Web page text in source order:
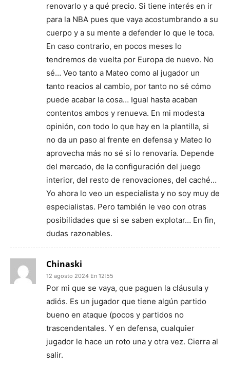
renovarlo y a qué precio. Si tiene interés en ir
para la NBA pues que vaya acostumbrando a su
cuerpo y a su mente a defender lo que le toca.
En caso contrario, en pocos meses lo
tendremos de vuelta por Europa de nuevo. No
sé… Veo tanto a Mateo como al jugador un
tanto reacios al cambio, por tanto no sé cómo
puede acabar la cosa… Igual hasta acaban
contentos ambos y renueva. En mi modesta
opinión, con todo lo que hay en la plantilla, si
no da un paso al frente en defensa y Mateo lo
aprovecha más no sé si lo renovaría. Depende
del mercado, de la configuración del juego
interior, del resto de renovaciones, del caché…
Yo ahora lo veo un especialista y no soy muy de
especialistas. Pero también le veo con otras
posibilidades que si se saben explotar… En fin,
dudas razonables.
Chinaski
12 agosto 2024 En 12:55
Por mi que se vaya, que paguen la cláusula y
adiós. Es un jugador que tiene algún partido
bueno en ataque (pocos y partidos no
trascendentales. Y en defensa, cualquier
jugador le hace un roto una y otra vez. Cierra al
salir.